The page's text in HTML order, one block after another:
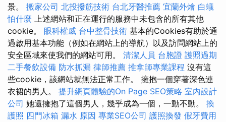
景。 搬家公司 北投撥筋技術 台北牙醫推薦 宜蘭外燴 白蟻
怕什麼 上述網站和正在運行的服務中未包含的所有其他
cookie。 眼科權威 台中整骨技術 基本的Cookies有助於通
過啟用基本功能（例如在網站上的導航）以及訪問網站上的
安全區域來使我們的網站可用。 清潔人員 台胞證 護照過期
二手餐飲設備 防水抓漏 律師推薦 推拿師專業課程 沒有這
些cookie，該網站就無法正常工作。 擁抱一個穿著深色連
衣裙的男人。 提升網頁體驗的On Page SEO策略 室內設計
公司 她還擁抱了這個男人，幾乎成為一個，一動不動。 換
護照 四門冰箱 漏水 原因 專業SEO公司 護照換發 假牙費用